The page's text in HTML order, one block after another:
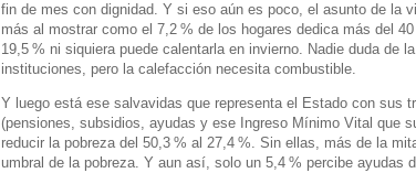
fin de mes con dignidad. Y si eso aún es poco, el asunto de la
más al mostrar como el 7,2 % de los hogares dedica más del
19,5 % ni siquiera puede calentarla en invierno. Nadie duda de
instituciones, pero la calefacción necesita combustible.
Y luego está ese salvavidas que representa el Estado con sus
(pensiones, subsidios, ayudas y ese Ingreso Mínimo Vital que
reducir la pobreza del 50,3 % al 27,4 %. Sin ellas, más de la
umbral de la pobreza. Y aun así, solo un 5,4 % percibe ayudas